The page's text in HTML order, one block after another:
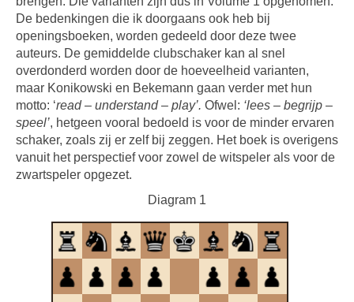
De bedenkingen die ik doorgaans ook heb bij
openingsboeken, worden gedeeld door deze twee
auteurs. De gemiddelde clubschaker kan al snel
overdonderd worden door de hoeveelheid varianten,
maar Konikowski en Bekemann gaan verder met hun
motto: ‘read – understand – play’. Ofwel: ‘lees – begrijp –
speel’, hetgeen vooral bedoeld is voor de minder ervaren
schaker, zoals zij er zelf bij zeggen. Het boek is overigens
vanuit het perspectief voor zowel de witspeler als voor de
zwartspeler opgezet.
Diagram 1